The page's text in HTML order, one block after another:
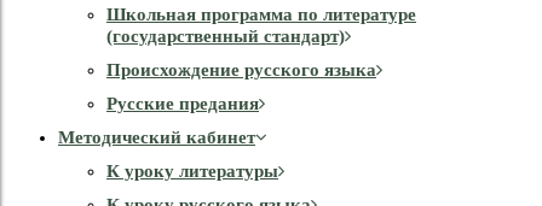
Школьная программа по литературе
(государственный стандарт)
Происхождение русского языка
Русские предания
Методический кабинет
К уроку литературы